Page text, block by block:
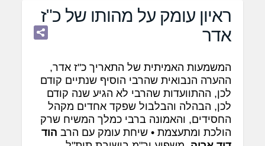
ראיון עומק על מהותו של כ"ז
אדר
המשמעות האמיתית של התאריך כ"ז אדר,
ההערה הנבואית שהרבי הוסיף שנתיים קודם
לכן, ההתוועדות שהרבי לא הגיע שנה קודם
לכן, הבהלה והבלבול שפקד אחדים מקהל
החסידים, והאמונה ברבי כמלך המשיח שרק
הולכת ומתעצמת • שיחת עומק עם הרב הוד